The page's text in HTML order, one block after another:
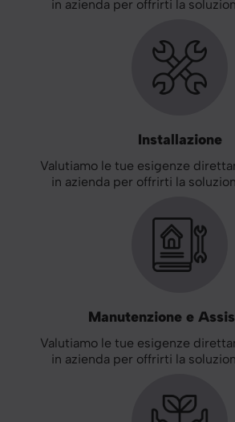
in azienda per offrirti la
Installazione
Valutiamo le tue esigenze
in azienda per offrirti la
Manutenzione e
Valutiamo le tue esigenze
in azienda per offrirti la